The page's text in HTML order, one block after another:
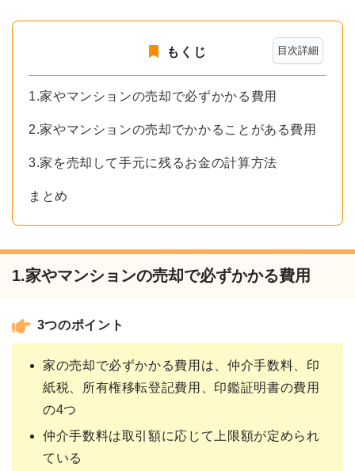
目次詳細
もくじ
1.家やマンションの売却で必ずかかる費用
2.家やマンションの売却でかかることがある費用
3.家を売却して手元に残るお金の計算方法
まとめ
1.家やマンションの売却で必ずかかる費用
3つのポイント
家の売却で必ずかかる費用は、仲介手数料、印
紙税、所有権移転登記費用、印鑑証明書の費用
の4つ
仲介手数料は取引額に応じて上限額が定められ
ている